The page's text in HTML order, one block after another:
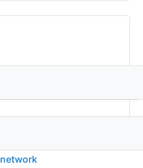
network